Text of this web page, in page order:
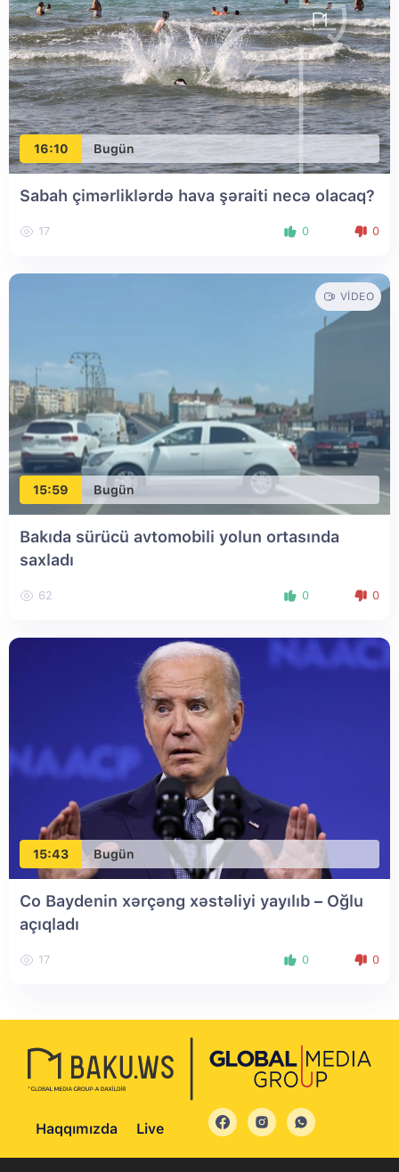
16:10 Bugün
Sabah çimərliklərdə hava şəraiti necə olacaq?
17 0 0
15:59 Bugün
VIDEO
Bakıda sürücü avtomobili yolun ortasında
saxladı
62 0 0
15:43 Bugün
Co Baydenin xərçəng xəstəliyi yayılıb – Oğlu
açıqladı
17 0 0
Haqqımızda Live